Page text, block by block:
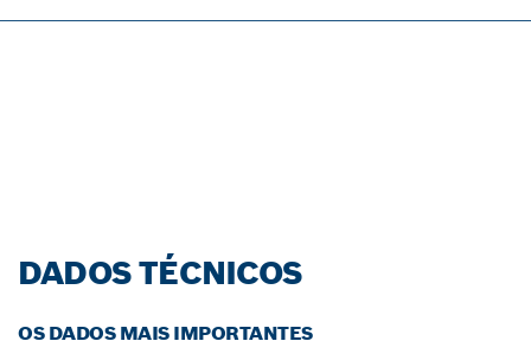
DADOS TÉCNICOS
OS DADOS MAIS IMPORTANTES